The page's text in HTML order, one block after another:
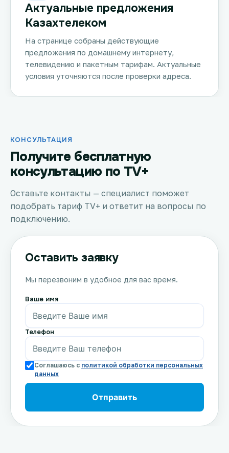
Актуальные предложения
Казахтелеком
На странице собраны действующие
предложения по домашнему интернету,
телевидению и пакетным тарифам. Актуальные
условия уточняются после проверки адреса.
КОНСУЛЬТАЦИЯ
Получите бесплатную
консультацию по TV+
Оставьте контакты — специалист поможет
подобрать тариф TV+ и ответит на вопросы по
подключению.
Оставить заявку
Мы перезвоним в удобное для вас время.
Ваше имя
Телефон
Соглашаюсь с политикой обработки персональных
данных